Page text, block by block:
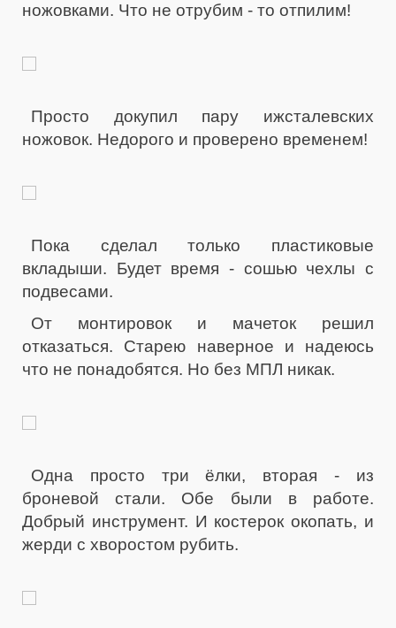
ножовками. Что не отрубим - то отпилим!
Просто докупил пару ижсталевских
ножовок. Недорого и проверено временем!
Пока сделал только пластиковые
вкладыши. Будет время - сошью чехлы с
подвесами.
От монтировок и мачеток решил
отказаться. Старею наверное и надеюсь
что не понадобятся. Но без МПЛ никак.
Одна просто три ёлки, вторая - из
броневой стали. Обе были в работе.
Добрый инструмент. И костерок окопать, и
жерди с хворостом рубить.